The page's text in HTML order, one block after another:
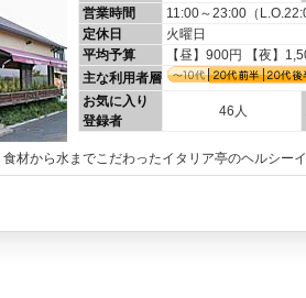
営業時間
11:00～23:00（
定休日
火曜日
平均予算
【昼】900円 【夜】
主な利用者層
お気に入り
登録者
46人
材から水までこだわったイタリア亭のヘルシー